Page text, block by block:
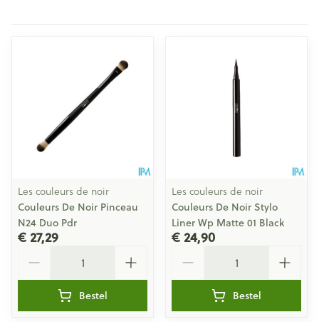
Les couleurs de noir
Couleurs De Noir Pinceau
N24 Duo Pdr
€ 27,29
Bestel
Les couleurs de noir
Couleurs De Noir Stylo
Liner Wp Matte 01 Black
€ 24,90
Bestel